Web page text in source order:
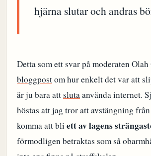
hjärna slutar och andras
Detta som ett svar på moderaten
bloggpostom hur enkelt det var att
är ju bara attslutaanvända internet.
höstas att jag tror att avstängning
komma att bli ett av lagens
förmodligen betraktas som så